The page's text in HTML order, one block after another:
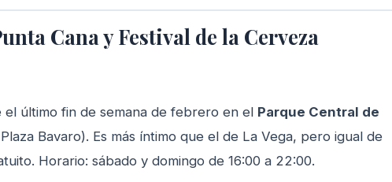
Cana y Festival de la Cerveza
el último fin de semana de febrero en el Parque Central de
Bavaro). Es más íntimo que el de La Vega, pero igual de
Horario: sábado y domingo de 16:00 a 22:00.